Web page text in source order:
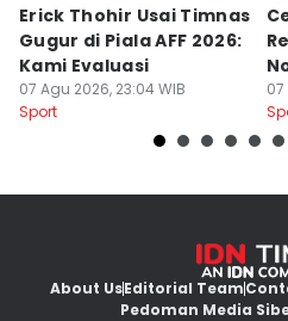
Erick Thohir Usai Timnas
Gugur di Piala AFF 2026:
Kami Evaluasi
07 Agu 2026, 23:04 WIB
Sport
07
About UsEditorial Team
Pedoman Media